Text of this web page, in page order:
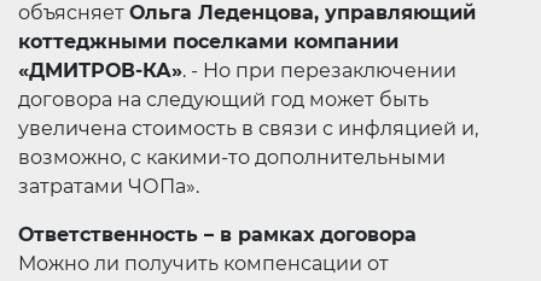
объясняет Ольга Леденцова, управляющий
коттеджными поселками компании
«ДМИТРОВ-КА». - Но при перезаключении
договора на следующий год может быть
увеличена стоимость в связи с инфляцией и,
возможно, с какими-то дополнительными
затратами ЧОПа».
Ответственность – в рамках договора
Можно ли получить компенсации от